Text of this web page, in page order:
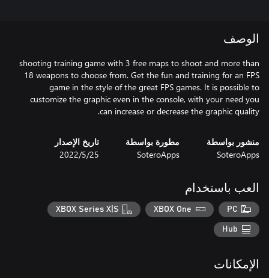
الوصف
shooting training game with 3 free maps to shoot and more than
18 weapons to choose from. Get the fun and training for an FPS
game in the style of the great FPS games. It is possible to
customize the graphic even in the console, with your need you
can increase or decrease the graphic quality.
منشور بواسطة
SoteroApps
مطورة بواسطة
SoteroApps
تاريخ الإصدار
25‏/5‏/2022
العب باستخدام
PC
XBOX One
XBOX Series X|S
Hub
الإمكانات